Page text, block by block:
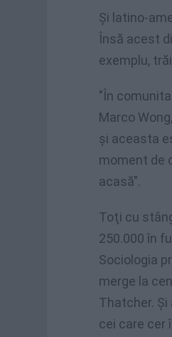
Şi latino-
Însă acest
exemplu,
"În
Marco
şi aceasta
moment de
acasă".
Toţi cu
250.000 în
Sociologia
merge la
Thatcher. Şi
cei care cer